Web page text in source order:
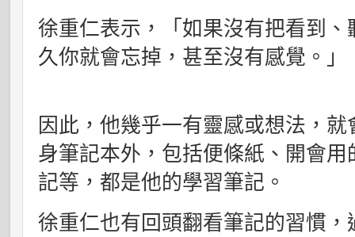
徐重仁表示，「如果沒有把看到
久你就會忘掉，甚至沒有感覺。」
因此，他幾乎一有靈感或想法，
身筆記本外，包括便條紙、開會
記等，都是他的學習筆記。
徐重仁也有回頭翻看筆記的習慣